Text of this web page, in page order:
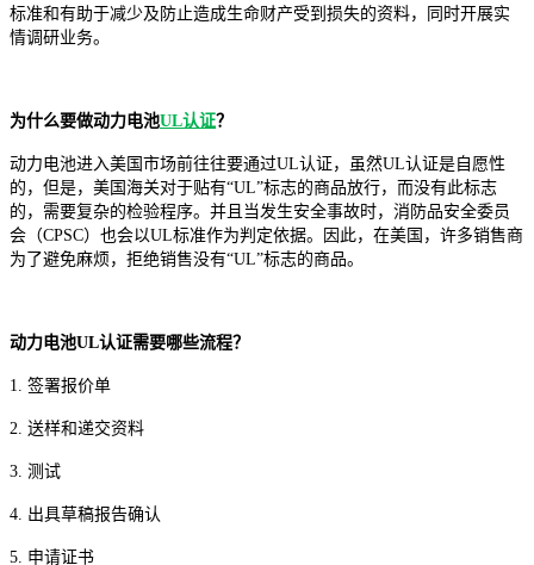
标准和有助于减少及防止造成生命财产受到损失的资料，同时开展实
情调研业务。
为什么要做动力电池UL认证？
动力电池进入美国市场前往往要通过UL认证，虽然UL认证是自愿性
的，但是，美国海关对于贴有“UL”标志的商品放行，而没有此标志
的，需要复杂的检验程序。并且当发生安全事故时，消防品安全委员
会（CPSC）也会以UL标准作为判定依据。因此，在美国，许多销售商
为了避免麻烦，拒绝销售没有“UL”标志的商品。
动力电池UL认证需要哪些流程？
1. 签署报价单
2. 送样和递交资料
3. 测试
4. 出具草稿报告确认
5. 申请证书